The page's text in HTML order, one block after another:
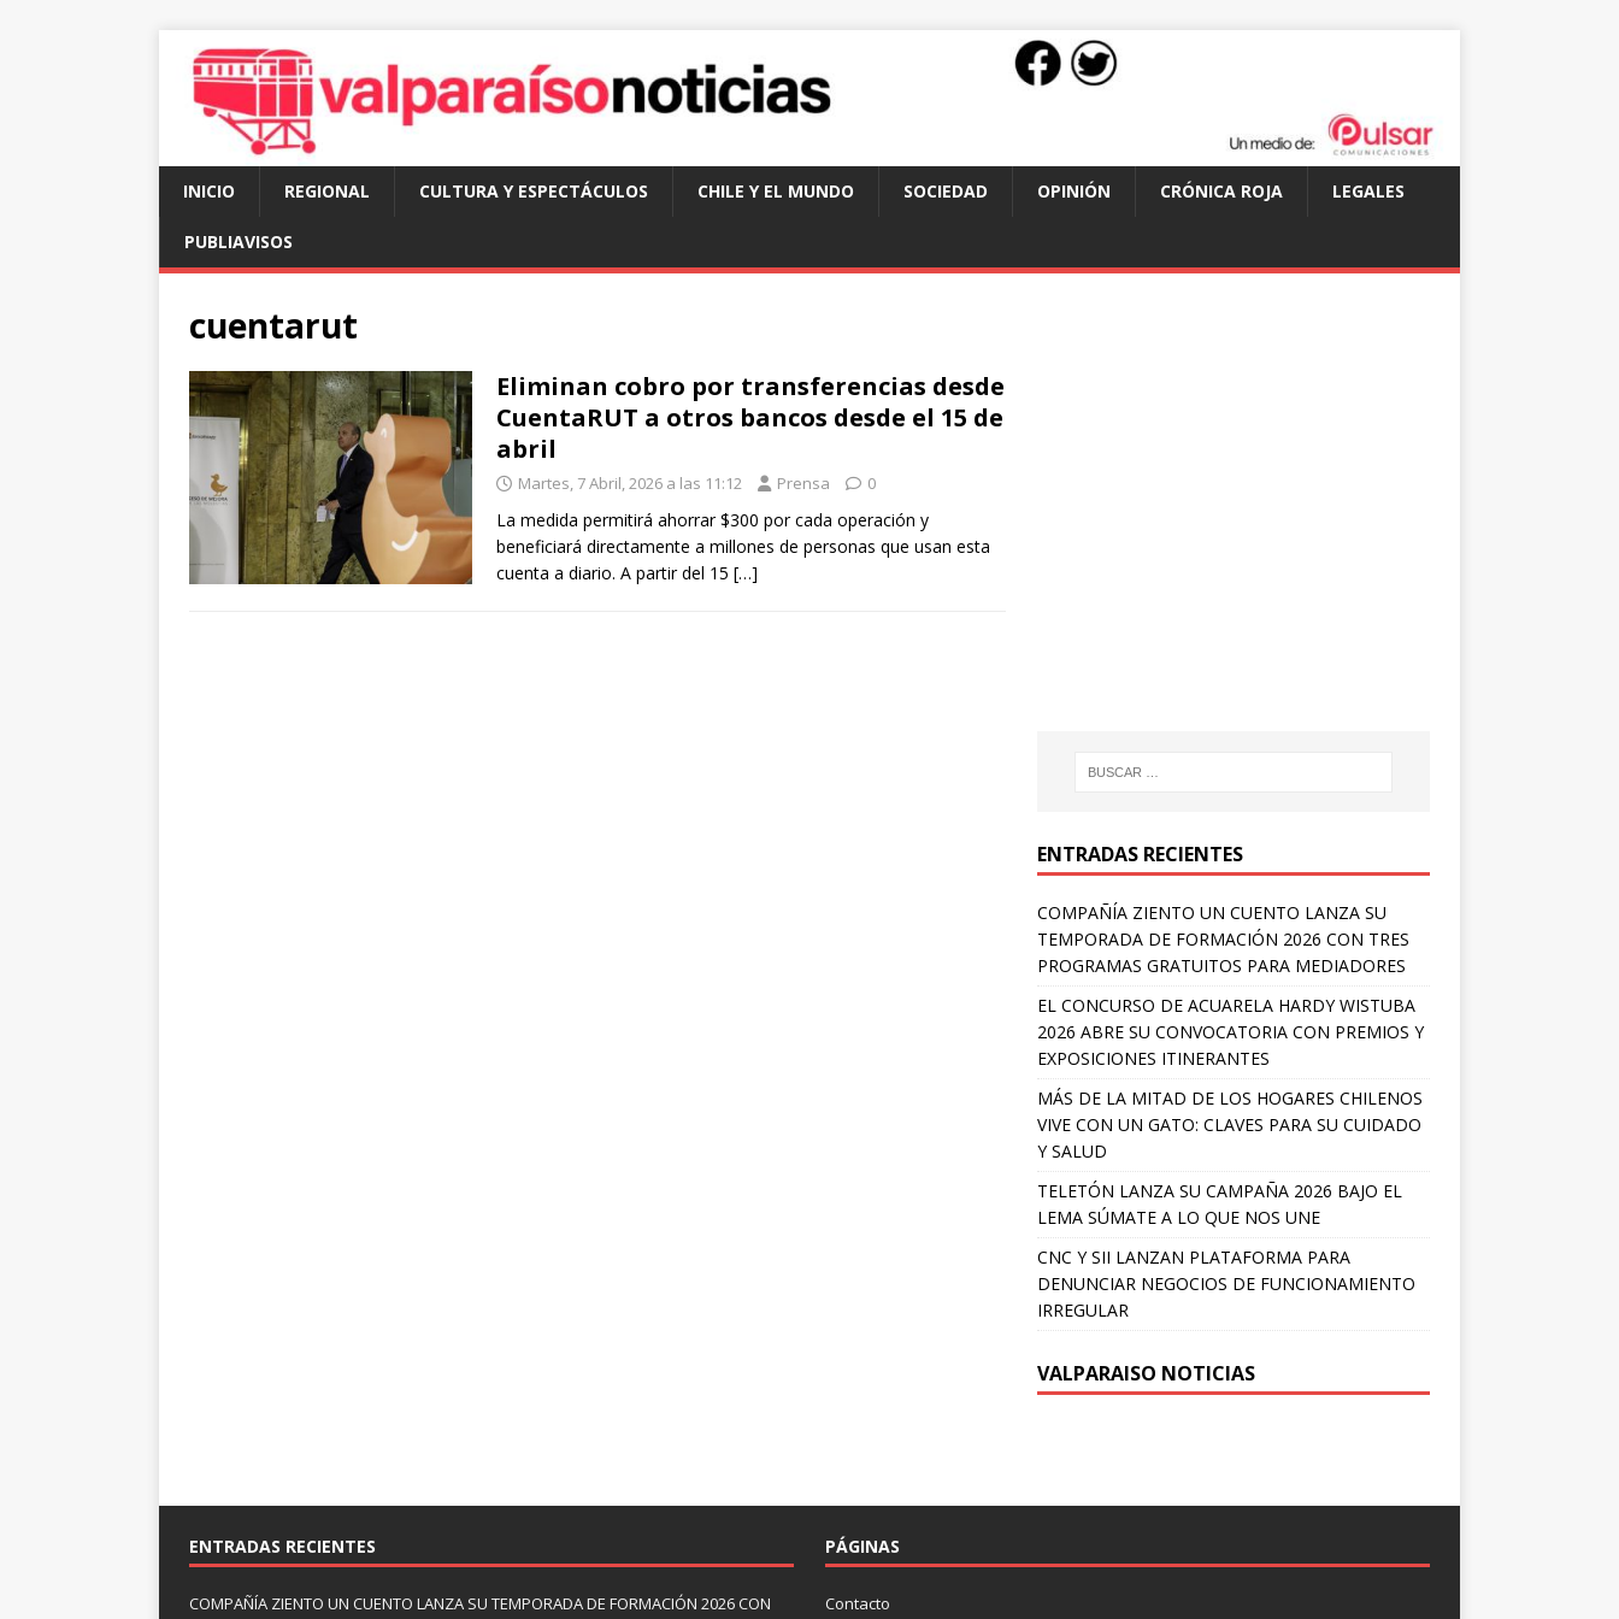
INICIO REGIONAL CULTURA Y ESPECTÁCULOS CHILE Y EL MUNDO SOCIEDAD OPINIÓN CRÓNICA ROJA LEGALES
PUBLIAVISOS
cuentarut
Eliminan cobro por transferencias desde
CuentaRUT a otros bancos desde el 15 de
abril
Martes, 7 Abril, 2026 a las 11:12 Prensa 0
La medida permitirá ahorrar $300 por cada operación y
beneficiará directamente a millones de personas que usan esta
cuenta a diario. A partir del 15 […]
ENTRADAS RECIENTES
COMPAÑÍA ZIENTO UN CUENTO LANZA SU
TEMPORADA DE FORMACIÓN 2026 CON TRES
PROGRAMAS GRATUITOS PARA MEDIADORES
EL CONCURSO DE ACUARELA HARDY WISTUBA
2026 ABRE SU CONVOCATORIA CON PREMIOS Y
EXPOSICIONES ITINERANTES
MÁS DE LA MITAD DE LOS HOGARES CHILENOS
VIVE CON UN GATO: CLAVES PARA SU CUIDADO
Y SALUD
TELETÓN LANZA SU CAMPAÑA 2026 BAJO EL
LEMA SÚMATE A LO QUE NOS UNE
CNC Y SII LANZAN PLATAFORMA PARA
DENUNCIAR NEGOCIOS DE FUNCIONAMIENTO
IRREGULAR
VALPARAISO NOTICIAS
ENTRADAS RECIENTES
COMPAÑÍA ZIENTO UN CUENTO LANZA SU TEMPORADA DE FORMACIÓN 2026 CON
PÁGINAS
Contacto